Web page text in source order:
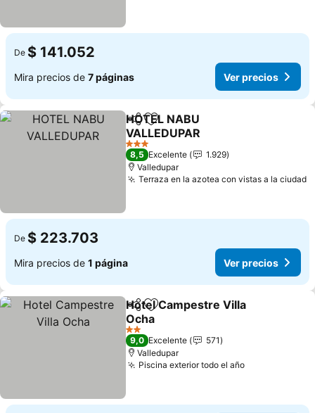
De $ 141.052
Mira precios de 7 páginas Ver precios
CompartirAgregar a favoritos
HOTEL NABU
VALLEDUPAR
Ver precios
3 Estrellas
8,5 Excelente
1.929
Valledupar
Terraza en la azotea con vistas a la ciudad
De $ 223.703
Mira precios de 1 página Ver precios
CompartirAgregar a favoritos
Hotel Campestre Villa
Ocha
Ver precios
2 Estrellas
9,0 Excelente
571
Valledupar
Piscina exterior todo el añoVer precios